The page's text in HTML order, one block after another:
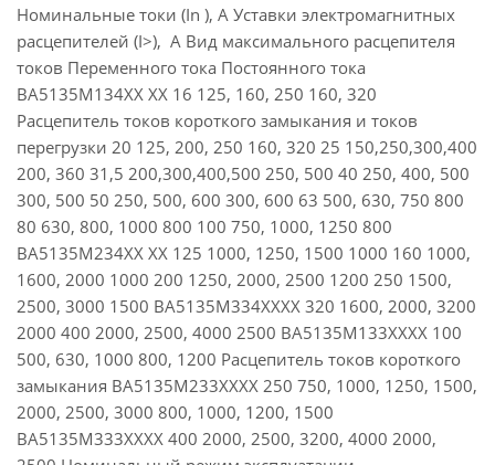
Номинальные токи (In ), А Уставки электромагнитных
расцепителей (I>), А Вид максимального расцепителя
токов Переменного тока Постоянного тока
ВА5135М134ХХ ХХ 16 125, 160, 250 160, 320
Расцепитель токов короткого замыкания и токов
перегрузки 20 125, 200, 250 160, 320 25 150,250,300,400
200, 360 31,5 200,300,400,500 250, 500 40 250, 400, 500
300, 500 50 250, 500, 600 300, 600 63 500, 630, 750 800
80 630, 800, 1000 800 100 750, 1000, 1250 800
ВА5135М234ХХ ХХ 125 1000, 1250, 1500 1000 160 1000,
1600, 2000 1000 200 1250, 2000, 2500 1200 250 1500,
2500, 3000 1500 ВА5135М334ХХХХ 320 1600, 2000, 3200
2000 400 2000, 2500, 4000 2500 ВА5135М133ХХХХ 100
500, 630, 1000 800, 1200 Расцепитель токов короткого
замыкания ВА5135М233ХХХХ 250 750, 1000, 1250, 1500,
2000, 2500, 3000 800, 1000, 1200, 1500
ВА5135М333ХХХХ 400 2000, 2500, 3200, 4000 2000,